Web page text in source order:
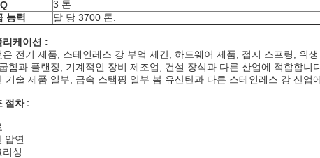
3 톤
능력
달 당 3700 톤.
리케이션 :
은 전기 제품, 스테인레스 강 부엌 세간, 하드웨어 제품, 접지 스프링, 위
힘과 플랜징, 기계적인 장비 제조업, 건설 장식과 다른 산업에 적합합
기술 제품 일부, 금속 스탬핑 일부 봄 유산탄과 다른 스테인레스 강 산업
절차 :
압연
리싱